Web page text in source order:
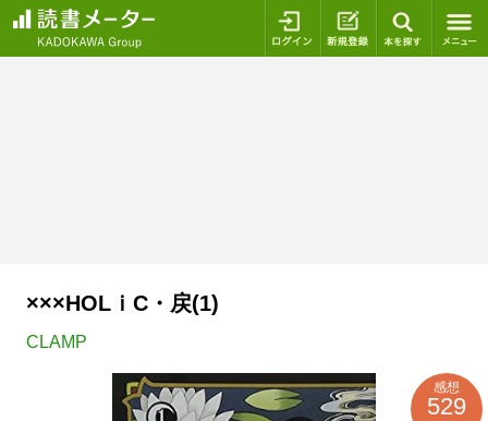
ログイン 新規登録
×××HOLｉC・戻(1)
CLAMP
感想
529